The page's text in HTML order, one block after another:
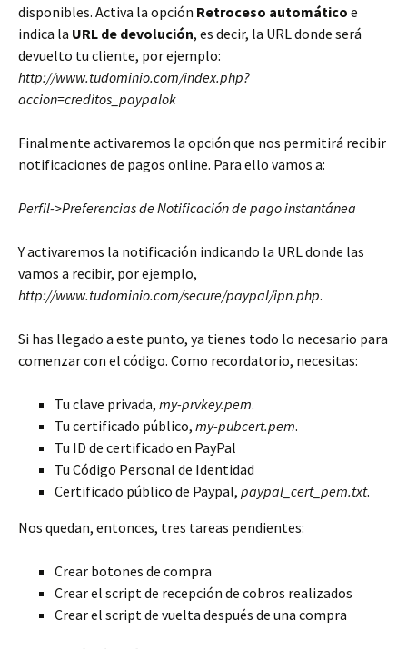
disponibles. Activa la opción Retroceso automático e
indica la URL de devolución, es decir, la URL donde será
devuelto tu cliente, por ejemplo:
http://www.tudominio.com/index.php?
accion=creditos_paypalok
Finalmente activaremos la opción que nos permitirá recibir
notificaciones de pagos online. Para ello vamos a:
Perfil->Preferencias de Notificación de pago instantánea
Y activaremos la notificación indicando la URL donde las
vamos a recibir, por ejemplo,
http://www.tudominio.com/secure/paypal/ipn.php.
Si has llegado a este punto, ya tienes todo lo necesario para
comenzar con el código. Como recordatorio, necesitas:
Tu clave privada, my-prvkey.pem.
Tu certificado público, my-pubcert.pem.
Tu ID de certificado en PayPal
Tu Código Personal de Identidad
Certificado público de Paypal, paypal_cert_pem.txt.
Nos quedan, entonces, tres tareas pendientes:
Crear botones de compra
Crear el script de recepción de cobros realizados
Crear el script de vuelta después de una compra